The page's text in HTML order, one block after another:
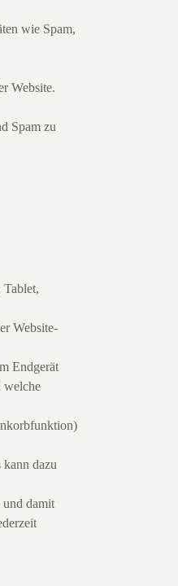
wie Spam,
Website.
Spam zu
Tablet,
Website-
Endgerät
welche
dazu
und damit